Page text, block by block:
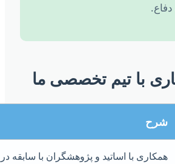
با تیم تخصصی ما
با اساتید و پژوهشگران با سابقه در